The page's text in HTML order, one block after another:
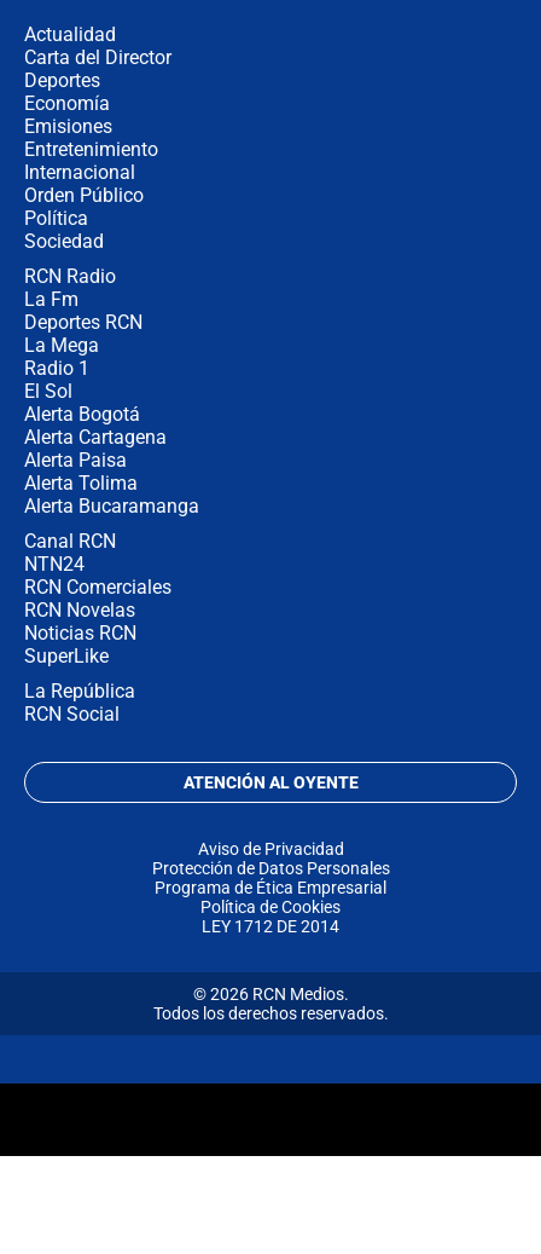
Actualidad
Carta del Director
Deportes
Economía
Emisiones
Entretenimiento
Internacional
Orden Público
Política
Sociedad
RCN Radio
La Fm
Deportes RCN
La Mega
Radio 1
El Sol
Alerta Bogotá
Alerta Cartagena
Alerta Paisa
Alerta Tolima
Alerta Bucaramanga
Canal RCN
NTN24
RCN Comerciales
RCN Novelas
Noticias RCN
SuperLike
La República
RCN Social
ATENCIÓN AL OYENTE
Aviso de Privacidad
Protección de Datos Personales
Programa de Ética Empresarial
Política de Cookies
LEY 1712 DE 2014
© 2026 RCN Medios.
Todos los derechos reservados.